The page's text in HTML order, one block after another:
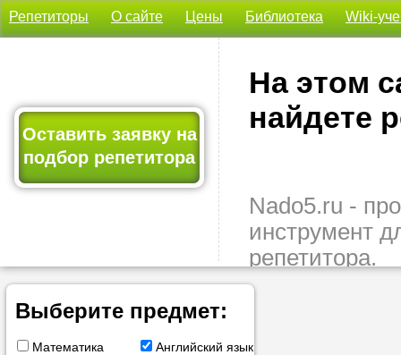
Репетиторы О сайте Цены Библиотека Wiki-
Оставить заявку на
подбор репетитора
На этом
найдете
Nado5.ru -
инструмент
репетитора.
Здесь вы
Выберите предмет:
Математика
Английский язык